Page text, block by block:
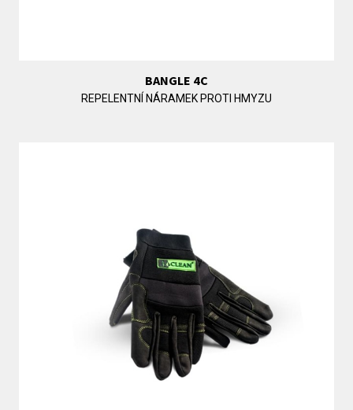
BANGLE 4C
REPELENTNÍ NÁRAMEK PROTI HMYZU